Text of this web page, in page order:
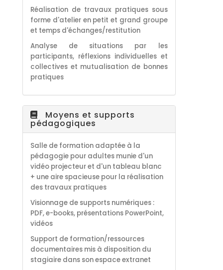
Réalisation de travaux pratiques sous
forme d'atelier en petit et grand groupe
et temps d'échanges/restitution
Analyse de situations par les
participants, réflexions individuelles et
collectives et mutualisation de bonnes
pratiques
Moyens et supports
pédagogiques
Salle de formation adaptée à la
pédagogie pour adultes munie d'un
vidéo projecteur et d'un tableau blanc
+ une aire spacieuse pour la réalisation
des travaux pratiques
Visionnage de supports numériques :
PDF, e-books, présentations PowerPoint,
vidéos
Support de formation/ressources
documentaires mis à disposition du
stagiaire dans son espace extranet